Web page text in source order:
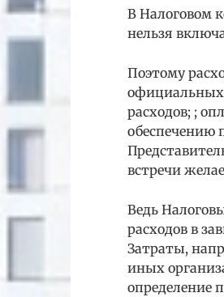
В Налоговом
нельзя
Поэтому
официальных
расходов; ;
обеспечению
встречи
Ведь
расходов в
Затраты,
иных
определение